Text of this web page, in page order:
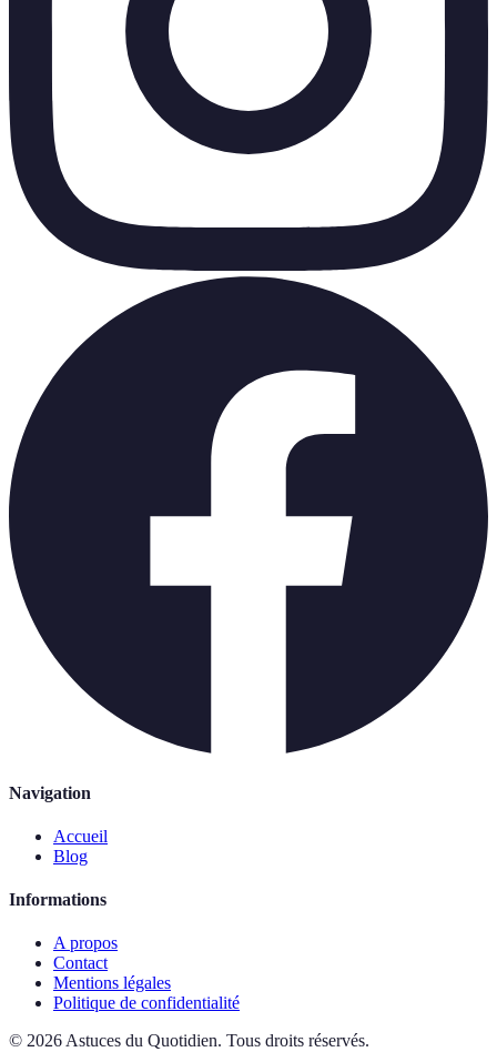
Navigation
Accueil
Blog
Informations
A propos
Contact
Mentions légales
Politique de confidentialité
© 2026 Astuces du Quotidien. Tous droits réservés.